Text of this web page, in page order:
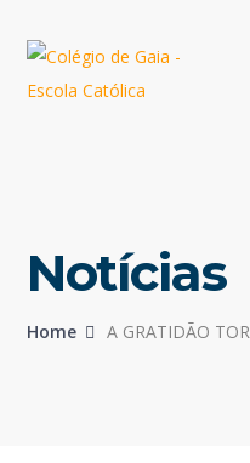
Notícias
Home A GRATIDÃO